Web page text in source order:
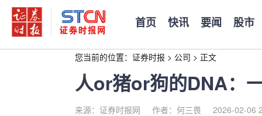
首页 快讯 要闻 股市
您当前的位置： 证券时报 > 公司 > 正文
人or猪or狗的DNA：
来源：证券时报网 作者：何三畏 2026-02-06